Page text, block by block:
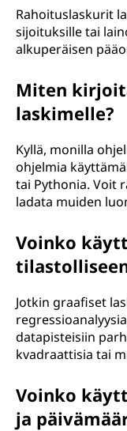
Rahoituslaskurit
sijoituksille tai
alkuperäisen
Miten
laskimelle?
Kyllä, monilla
ohjelmia
tai Pythonia. Voit
ladata muiden
Voinko
Jotkin graafiset
datapisteisiin
kvadraattisia tai
Voinko
ja